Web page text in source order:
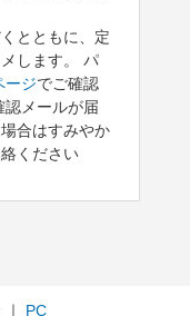
とともに、定
します。 パ
ージでご確認
認メールが届
合はすみやか
ください
PC